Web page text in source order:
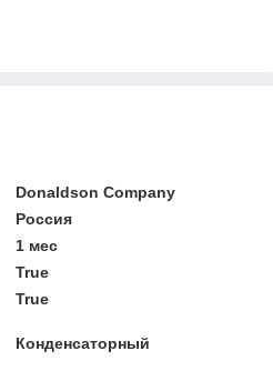
Donaldson Company
Россия
1 мес
True
True
Конденсаторный